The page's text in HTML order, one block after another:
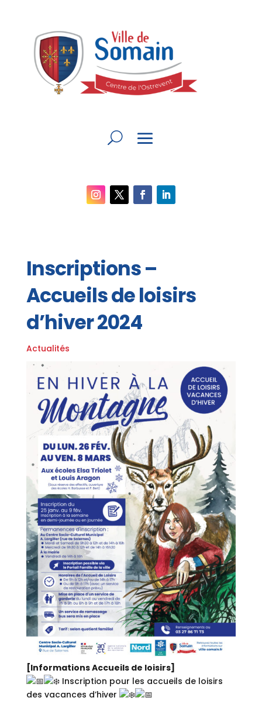
Inscriptions –
Accueils de loisirs
d’hiver 2024
Actualités
[Informations Accueils de loisirs]
Inscription pour les accueils de loisirs
des vacances d’hiver